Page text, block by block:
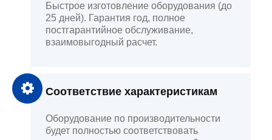
Быстрое изготовление оборудования (до
25 дней). Гарантия год, полное
постгарантийное обслуживание,
взаимовыгодный расчет.
Соответствие характеристикам
Оборудование по производительности
будет полностью соответствовать